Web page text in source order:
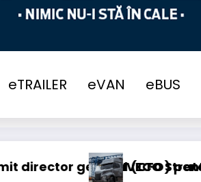
eTRAILER eVAN eBUS
(CFO) pentru cellcentric
IVECO Strator se întoarce